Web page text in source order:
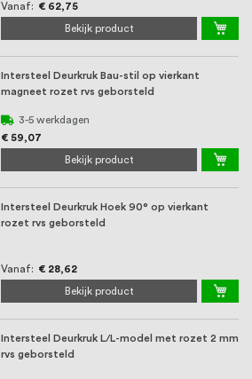
Vanaf € 62,75
Bekijk product
Intersteel Deurkruk Bau-stil op vierkant
magneet rozet rvs geborsteld
3-5 werkdagen
€ 59,07
Bekijk product
Intersteel Deurkruk Hoek 90° op vierkant
rozet rvs geborsteld
Vanaf € 28,62
Bekijk product
Intersteel Deurkruk L/L-model met rozet 2 mm
rvs geborsteld